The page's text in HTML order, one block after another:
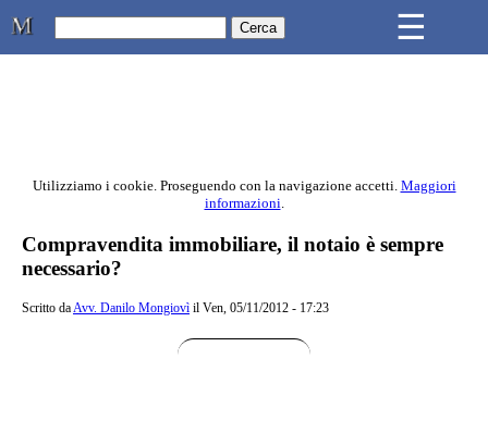
Studio Legale Mongiovì ☰
Contenuto principale della pagina
Utilizziamo i cookie. Proseguendo con la navigazione accetti. Maggiori
informazioni.
Compravendita immobiliare, il notaio è sempre
necessario?
Scritto daAvv. Danilo Mongiovì il Ven, 05/11/2012 - 17:23